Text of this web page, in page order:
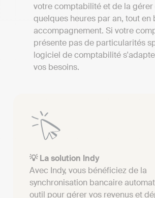
votre comptabilité et de la gérer
quelques heures par an, tout en
accompagnement. Si votre
présente pas de particularités
logiciel de comptabilité
vos besoins.
💡 La solution Indy
Avec Indy, vous bénéficiez de la
synchronisation bancaire
outil pour gérer vos revenus et